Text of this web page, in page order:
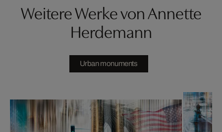
Weitere Werke von Annette
Herdemann
Urban monuments